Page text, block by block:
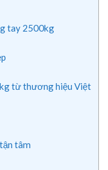
tay 2500kg
từ thương hiệu Việt
tâm